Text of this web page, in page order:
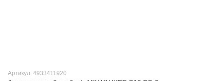
Артикул: 4933411920